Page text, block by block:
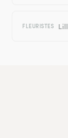
FLEURISTES